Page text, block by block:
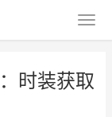
时装获取